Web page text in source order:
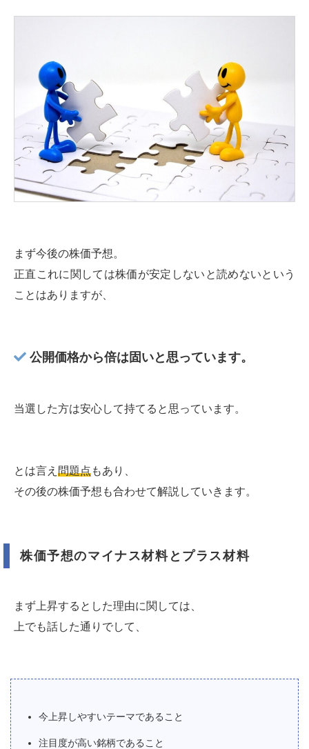
まず今後の株価予想。
正直これに関しては株価が安定しないと読めないという
ことはありますが、
公開価格から倍は固いと思っています。
当選した方は安心して持てると思っています。
とは言え 問題点もあり、
その後の株価予想も合わせて解説していきます。
株価予想のマイナス材料とプラス材料
まず上昇するとした理由に関しては、
上でも話した通りでして、
今上昇しやすいテーマであること
注目度が高い銘柄であること